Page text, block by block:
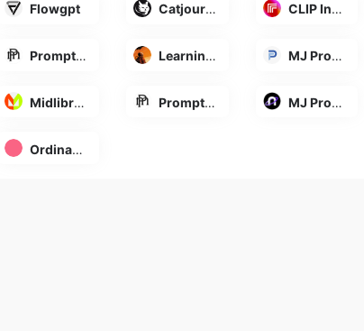
Flowgpt Catjourney CLIP Interrogator
PromptoMania Learning Prompt MJ Prompt Tool
Midlibrary PromptoMania MJ Prompt Tool
Ordinary Prompts